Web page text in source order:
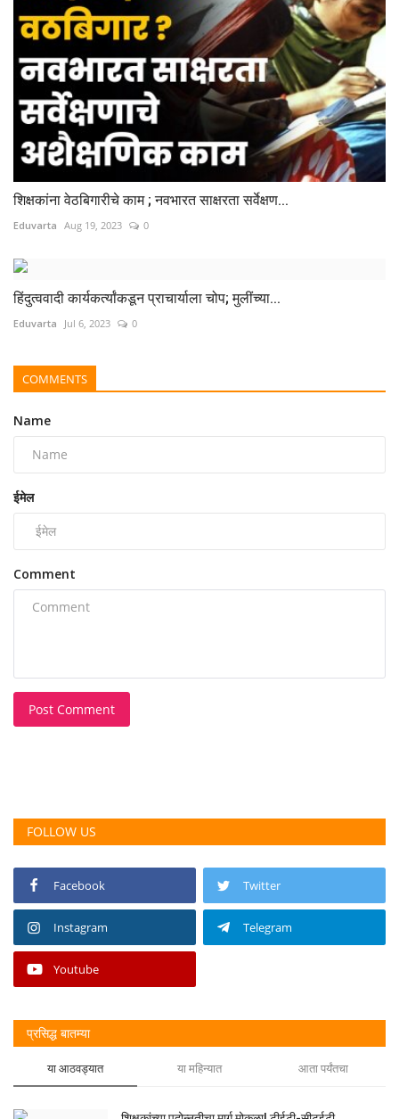
शिक्षकांना वेठबिगारीचे काम ; नवभारत साक्षरता सर्वेक्षण...
Eduvarta Aug 19, 2023 0
हिंदुत्ववादी कार्यकर्त्यांकडून प्राचार्याला चोप; मुलींच्या...
Eduvarta Jul 6, 2023 0
COMMENTS
Name
ईमेल
Comment
Post Comment
FOLLOW US
Facebook Twitter
Instagram Telegram
Youtube
प्रसिद्ध बातम्या
या आठवड्यात या महिन्यात आता पर्यंतचा